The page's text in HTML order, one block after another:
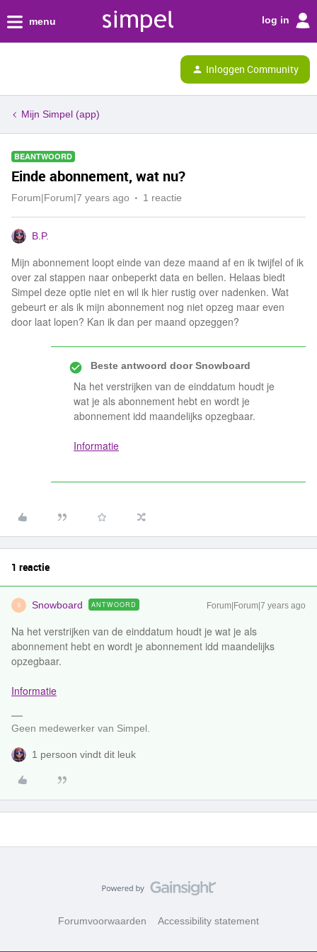
menu log in
Inloggen Community
Mijn Simpel (app)
BEANTWOORD
Einde abonnement, wat nu?
Forum|Forum|7 years ago 1 reactie
B.P.
Mijn abonnement loopt einde van deze maand af en ik twijfel of ik
over zal stappen naar onbeperkt data en bellen. Helaas biedt
Simpel deze optie niet en wil ik hier rustig over nadenken. Wat
gebeurt er als ik mijn abonnement nog niet opzeg maar even
door laat lopen? Kan ik dan per maand opzeggen?
Beste antwoord doorSnowboard
Na het verstrijken van de einddatum houdt je
wat je als abonnement hebt en wordt je
abonnement idd maandelijks opzegbaar.
Informatie
1 reactie
S Snowboard ANTWOORD Forum|Forum|7 years ago
Na het verstrijken van de einddatum houdt je wat je als
abonnement hebt en wordt je abonnement idd maandelijks
opzegbaar.
Informatie
Geen medewerker van Simpel.
1 persoon vindt dit leuk
Forumvoorwaarden Accessibility statement